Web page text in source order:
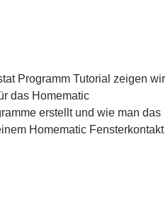
Programm Tutorial zeigen wir
das Homematic
erstellt und wie man das
Homematic Fensterkontakt